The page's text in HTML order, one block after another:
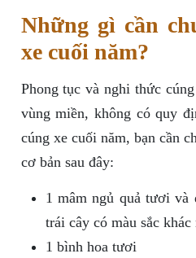
Những gì cần
xe cuối năm?
Phong tục và nghi thức
vùng miền, không có quy
cúng xe cuối năm, bạn cần
cơ bản sau đây:
1 mâm ngủ quả tươi và
trái cây có màu sắc khác
1 bình hoa tươi